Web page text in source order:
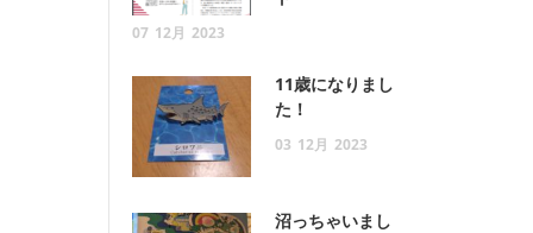
07 12月 2023
11歳になりまし
た！
03 12月 2023
沼っちゃいまし